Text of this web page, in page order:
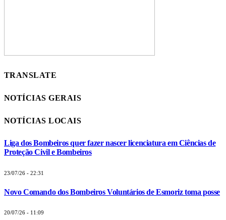
TRANSLATE
NOTÍCIAS GERAIS
NOTÍCIAS LOCAIS
Liga dos Bombeiros quer fazer nascer licenciatura em Ciências de
Proteção Civil e Bombeiros
23/07/26 - 22:31
Novo Comando dos Bombeiros Voluntários de Esmoriz toma posse
20/07/26 - 11:09